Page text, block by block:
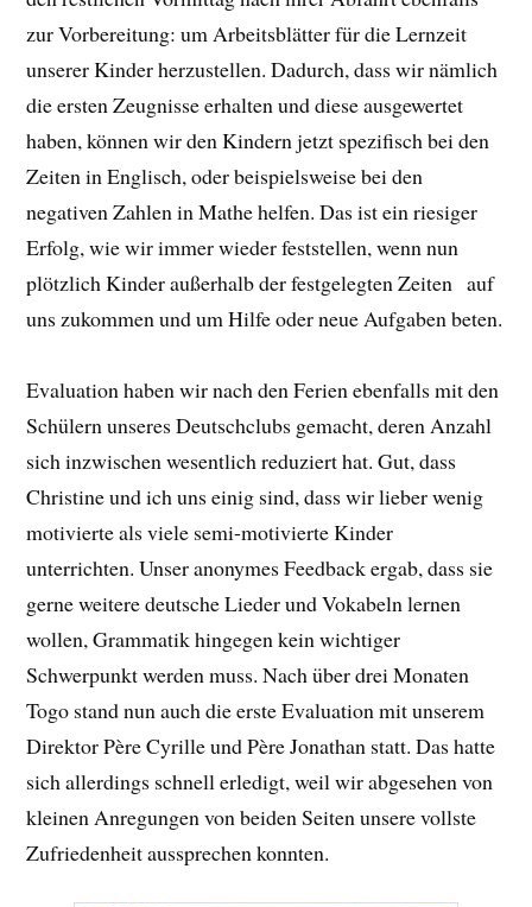
zur Vorbereitung: um Arbeitsblätter für die Lernzeit
unserer Kinder herzustellen. Dadurch, dass wir nämlich
die ersten Zeugnisse erhalten und diese ausgewertet
haben, können wir den Kindern jetzt spezifisch bei den
Zeiten in Englisch, oder beispielsweise bei den
negativen Zahlen in Mathe helfen. Das ist ein riesiger
Erfolg, wie wir immer wieder feststellen, wenn nun
plötzlich Kinder außerhalb der festgelegten Zeiten auf
uns zukommen und um Hilfe oder neue Aufgaben beten.
Evaluation haben wir nach den Ferien ebenfalls mit den
Schülern unseres Deutschclubs gemacht, deren Anzahl
sich inzwischen wesentlich reduziert hat. Gut, dass
Christine und ich uns einig sind, dass wir lieber wenig
motivierte als viele semi-motivierte Kinder
unterrichten. Unser anonymes Feedback ergab, dass sie
gerne weitere deutsche Lieder und Vokabeln lernen
wollen, Grammatik hingegen kein wichtiger
Schwerpunkt werden muss. Nach über drei Monaten
Togo stand nun auch die erste Evaluation mit unserem
Direktor Père Cyrille und Père Jonathan statt. Das hatte
sich allerdings schnell erledigt, weil wir abgesehen von
kleinen Anregungen von beiden Seiten unsere vollste
Zufriedenheit aussprechen konnten.